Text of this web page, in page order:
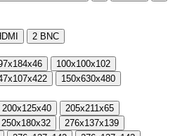
2 BNC
100x100x102
150x630x480
200x125x40
205x211x65
250x180x32
276x137x139